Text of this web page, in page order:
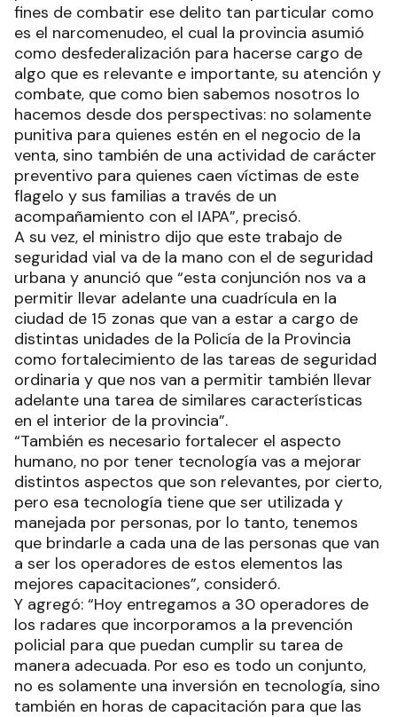
fines de combatir ese delito tan particular como
es el narcomenudeo, el cual la provincia asumió
como desfederalización para hacerse cargo de
algo que es relevante e importante, su atención y
combate, que como bien sabemos nosotros lo
hacemos desde dos perspectivas: no solamente
punitiva para quienes estén en el negocio de la
venta, sino también de una actividad de carácter
preventivo para quienes caen víctimas de este
flagelo y sus familias a través de un
acompañamiento con el IAPA”, precisó.
A su vez, el ministro dijo que este trabajo de
seguridad vial va de la mano con el de seguridad
urbana y anunció que “esta conjunción nos va a
permitir llevar adelante una cuadrícula en la
ciudad de 15 zonas que van a estar a cargo de
distintas unidades de la Policía de la Provincia
como fortalecimiento de las tareas de seguridad
ordinaria y que nos van a permitir también llevar
adelante una tarea de similares características
en el interior de la provincia”.
“También es necesario fortalecer el aspecto
humano, no por tener tecnología vas a mejorar
distintos aspectos que son relevantes, por cierto,
pero esa tecnología tiene que ser utilizada y
manejada por personas, por lo tanto, tenemos
que brindarle a cada una de las personas que van
a ser los operadores de estos elementos las
mejores capacitaciones”, consideró.
Y agregó: “Hoy entregamos a 30 operadores de
los radares que incorporamos a la prevención
policial para que puedan cumplir su tarea de
manera adecuada. Por eso es todo un conjunto,
no es solamente una inversión en tecnología, sino
también en horas de capacitación para que las